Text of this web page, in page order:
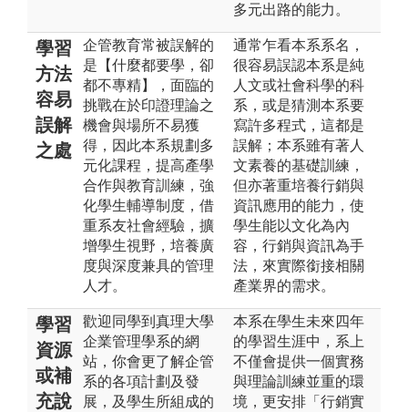
多元出路的能力。
學習
方法
容易
誤解
之處
企管教育常被誤解的
是【什麼都要學，卻
都不專精】，面臨的
挑戰在於印證理論之
機會與場所不易獲
得，因此本系規劃多
元化課程，提高產學
合作與教育訓練，強
化學生輔導制度，借
重系友社會經驗，擴
增學生視野，培養廣
度與深度兼具的管理
人才。
通常乍看本系系名，
很容易誤認本系是純
人文或社會科學的科
系，或是猜測本系要
寫許多程式，這都是
誤解；本系雖有著人
文素養的基礎訓練，
但亦著重培養行銷與
資訊應用的能力，使
學生能以文化為內
容，行銷與資訊為手
法，來實際銜接相關
產業界的需求。
學習
資源
或補
充說
歡迎同學到真理大學
企業管理學系的網
站，你會更了解企管
系的各項計劃及發
展，及學生所組成的
本系在學生未來四年
的學習生涯中，系上
不僅會提供一個實務
與理論訓練並重的環
境，更安排「行銷實